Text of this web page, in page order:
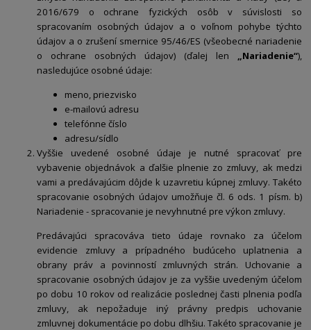
2016/679 o ochrane fyzických osôb v súvislosti so
spracovaním osobných údajov a o voľnom pohybe týchto
údajov a o zrušení smernice 95/46/ES (všeobecné nariadenie
o ochrane osobných údajov) (ďalej len „Nariadenie“),
nasledujúce osobné údaje:
meno, priezvisko
e-mailovú adresu
telefónne číslo
adresu/sídlo
Vyššie uvedené osobné údaje je nutné spracovať pre
vybavenie objednávok a ďalšie plnenie zo zmluvy, ak medzi
vami a predávajúcim dôjde k uzavretiu kúpnej zmluvy. Takéto
spracovanie osobných údajov umožňuje čl. 6 ods. 1 písm. b)
Nariadenie - spracovanie je nevyhnutné pre výkon zmluvy.
Predávajúci spracováva tieto údaje rovnako za účelom
evidencie zmluvy a prípadného budúceho uplatnenia a
obrany práv a povinností zmluvných strán. Uchovanie a
spracovanie osobných údajov je za vyššie uvedeným účelom
po dobu 10 rokov od realizácie poslednej časti plnenia podľa
zmluvy, ak nepožaduje iný právny predpis uchovanie
zmluvnej dokumentácie po dobu dlhšiu. Takéto spracovanie je